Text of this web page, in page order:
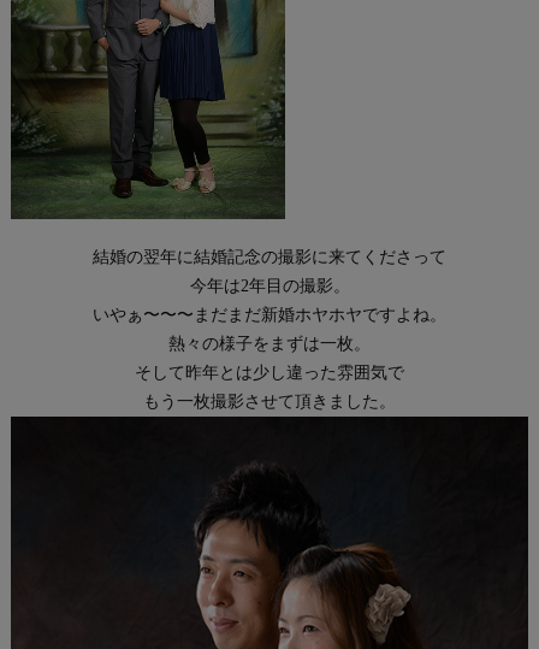
結婚の翌年に結婚記念の撮影に来てくださって
今年は2年目の撮影。
いやぁ〜〜〜まだまだ新婚ホヤホヤですよね。
熱々の様子をまずは一枚。
そして昨年とは少し違った雰囲気で
もう一枚撮影させて頂きました。